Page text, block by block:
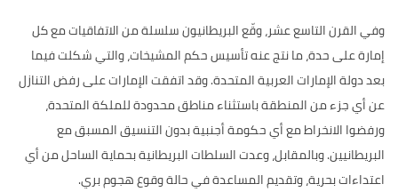
وفي القرن التاسع عشر، وقّع البريطانيون سلسلة من الاتفاقيات مع كل
إمارة على حدة، ما نتج عنه تأسيس حكم المشيخات، والتي شكلت فيما
بعد دولة الإمارات العربية المتحدة.وقد اتفقت الإمارات على رفض التنازل
عن أي جزء من المنطقة باستثناء مناطق محدودة للملكة المتحدة،
ورفضوا الانخراط مع أي حكومة أجنبية بدون التنسيق المسبق مع
البريطانيين.وبالمقابل، وعدت السلطات البريطانية بحماية الساحل من أي
اعتداءات بحرية، وتقديم المساعدة في حالة وقوع هجوم بري.